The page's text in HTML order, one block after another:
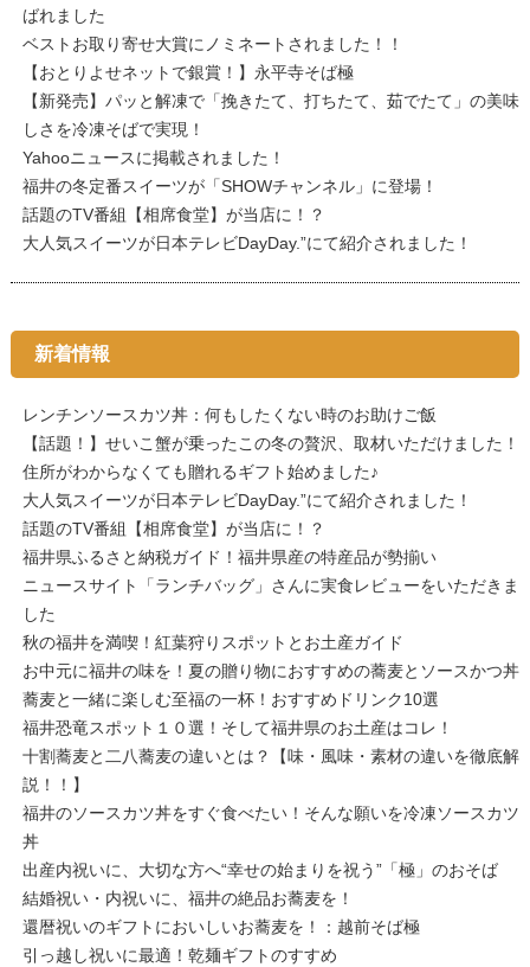
ばれました
ベストお取り寄せ大賞にノミネートされました！！
【おとりよせネットで銀賞！】永平寺そば極
【新発売】パッと解凍で「挽きたて、打ちたて、茹でたて」の美味
しさを冷凍そばで実現！
Yahooニュースに掲載されました！
福井の冬定番スイーツが「SHOWチャンネル」に登場！
話題のTV番組【相席食堂】が当店に！？
大人気スイーツが日本テレビDayDay.”にて紹介されました！
新着情報
レンチンソースカツ丼：何もしたくない時のお助けご飯
【話題！】せいこ蟹が乗ったこの冬の贅沢、取材いただけました！
住所がわからなくても贈れるギフト始めました♪
大人気スイーツが日本テレビDayDay.”にて紹介されました！
話題のTV番組【相席食堂】が当店に！？
福井県ふるさと納税ガイド！福井県産の特産品が勢揃い
ニュースサイト「ランチバッグ」さんに実食レビューをいただきま
した
秋の福井を満喫！紅葉狩りスポットとお土産ガイド
お中元に福井の味を！夏の贈り物におすすめの蕎麦とソースかつ丼
蕎麦と一緒に楽しむ至福の一杯！おすすめドリンク10選
福井恐竜スポット１０選！そして福井県のお土産はコレ！
十割蕎麦と二八蕎麦の違いとは？【味・風味・素材の違いを徹底解
説！！】
福井のソースカツ丼をすぐ食べたい！そんな願いを冷凍ソースカツ
丼
出産内祝いに、大切な方へ“幸せの始まりを祝う”「極」のおそば
結婚祝い・内祝いに、福井の絶品お蕎麦を！
還暦祝いのギフトにおいしいお蕎麦を！：越前そば極
引っ越し祝いに最適！乾麺ギフトのすすめ